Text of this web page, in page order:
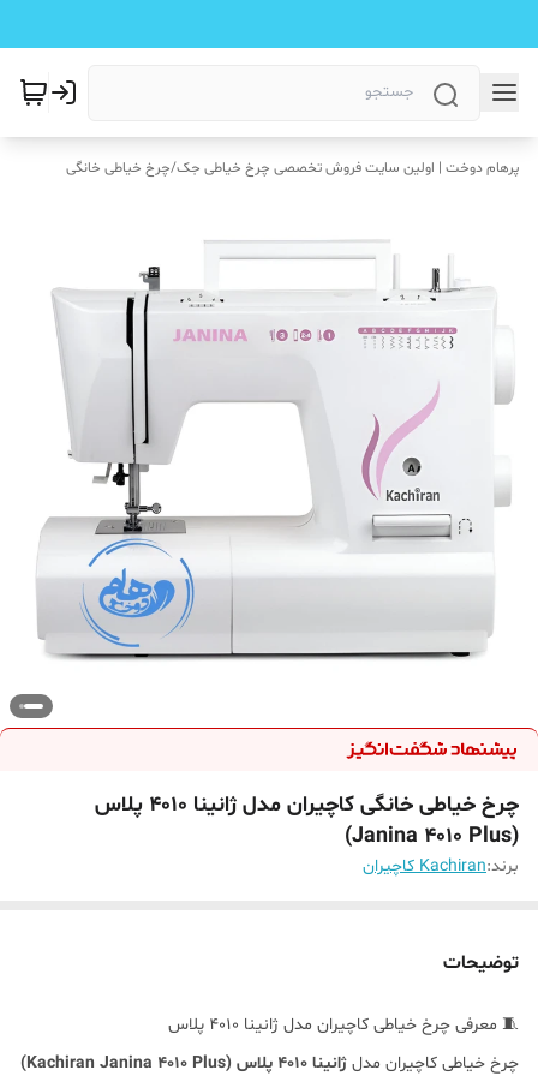
پرهام دوخت | اولین سایت فروش تخصصی چرخ خیاطی جک/چرخ خیاطی خانگی
چرخ خیاطی خانگی کاچیران مدل ژانینا 4010 پلاس
(Janina 4010 Plus)
برند:Kachiran کاچیران
توضیحات
🧵 معرفی چرخ خیاطی کاچیران مدل ژانینا 4010 پلاس
چرخ خیاطی کاچیران مدل ژانینا 4010 پلاس (Kachiran Janina 4010 Plus)